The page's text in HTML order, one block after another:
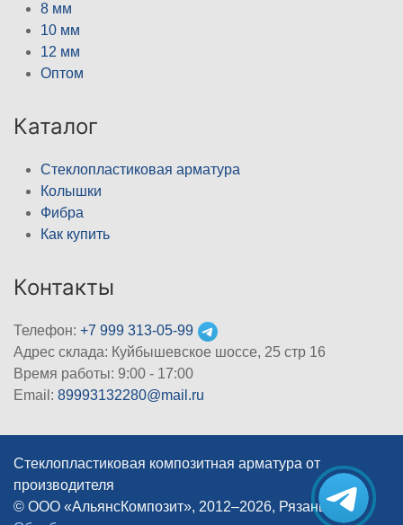
8 мм
10 мм
12 мм
Оптом
Каталог
Стеклопластиковая арматура
Колышки
Фибра
Как купить
Контакты
Телефон: +7 999 313-05-99
Адрес склада: Куйбышевское шоссе, 25 стр 16
Время работы: 9:00 - 17:00
Email: 89993132280@mail.ru
Стеклопластиковая композитная арматура от
производителя
© ООО «АльянсКомпозит», 2012–2026, Рязань